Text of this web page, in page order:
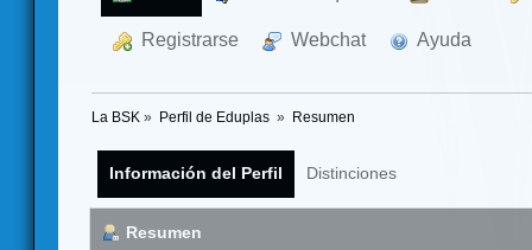
Registrarse Webchat Ayuda
La BSK » Perfil de Eduplas » Resumen
Información del Perfil Distinciones
Resumen